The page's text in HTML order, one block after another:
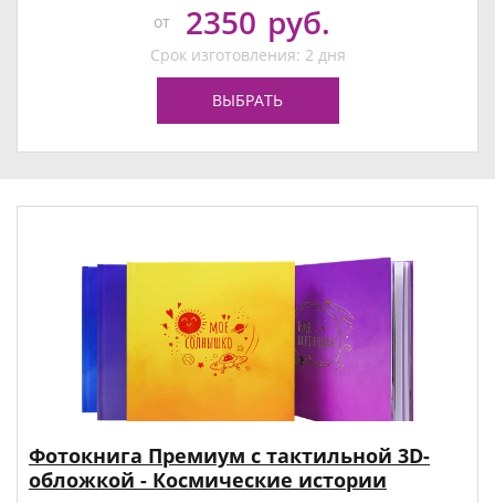
от 2350 руб.
Срок изготовления: 2 дня
ВЫБРАТЬ
Фотокнига Премиум с тактильной 3D-
обложкой - Космические истории